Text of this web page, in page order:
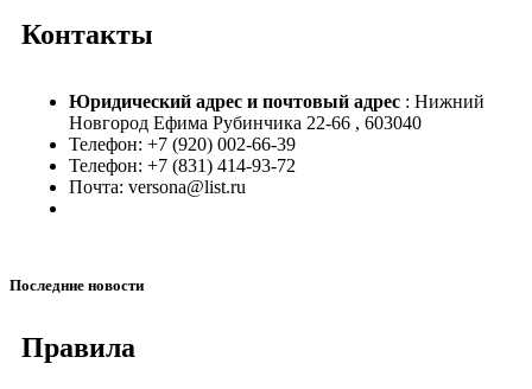
Контакты
Юридический адрес и почтовый адрес : Нижний
Новгород Ефима Рубинчика 22-66 , 603040
Телефон: +7 (920) 002-66-39
Телефон: +7 (831) 414-93-72
Почта: versona@list.ru
Последние новости
Правила